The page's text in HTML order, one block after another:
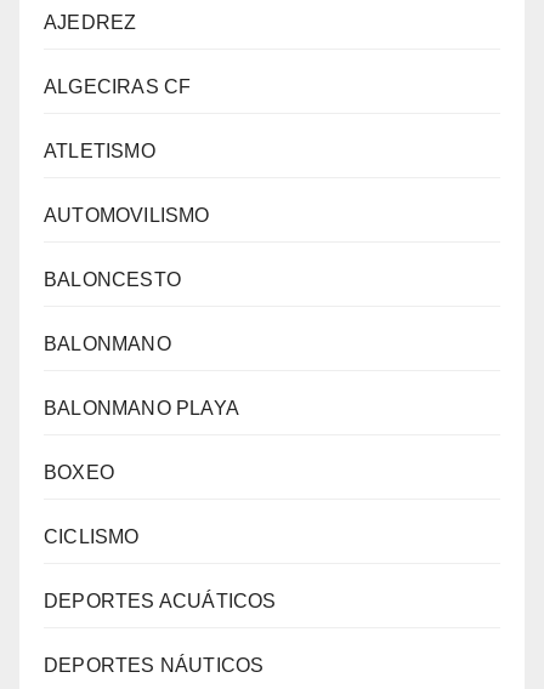
AJEDREZ
ALGECIRAS CF
ATLETISMO
AUTOMOVILISMO
BALONCESTO
BALONMANO
BALONMANO PLAYA
BOXEO
CICLISMO
DEPORTES ACUÁTICOS
DEPORTES NÁUTICOS